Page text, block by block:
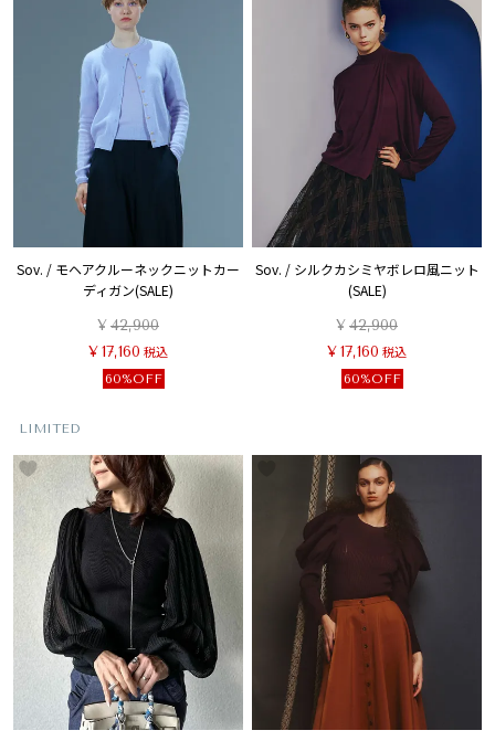
Sov. / モヘアクルーネックニットカー
ディガン(SALE)
¥42,900
¥17,160 税込
60%OFF
Sov. / シルクカシミヤボレロ風ニット
(SALE)
¥42,900
¥17,160 税込
60%OFF
LIMITED